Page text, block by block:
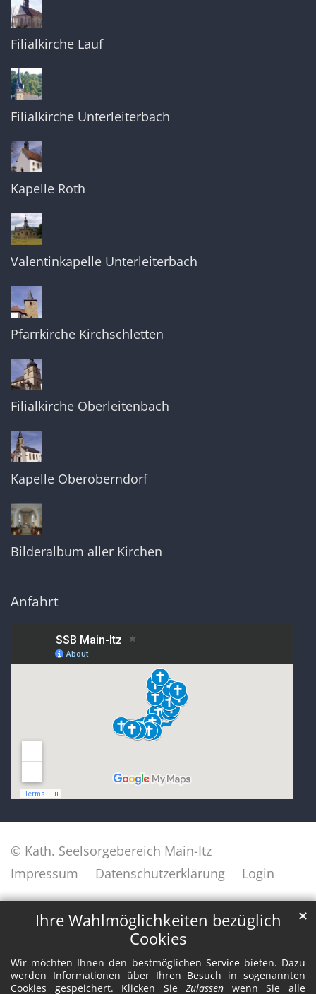
Ihre Wahlmöglichkeiten bezüglich
Cookies
Wir möchten Ihnen den bestmöglichen Service bieten. Dazu
werden Informationen über Ihren Besuch in sogenannten
Cookies gespeichert. Klicken SieZulassen wenn Sie alle
✕
Filialkirche Lauf
Filialkirche Unterleiterbach
Kapelle Roth
Valentinkapelle Unterleiterbach
Pfarrkirche Kirchschletten
Filialkirche Oberleitenbach
Kapelle Oberoberndorf
Bilderalbum aller Kirchen
Anfahrt
© Kath. Seelsorgebereich Main-Itz
Impressum
Datenschutzerklärung Login